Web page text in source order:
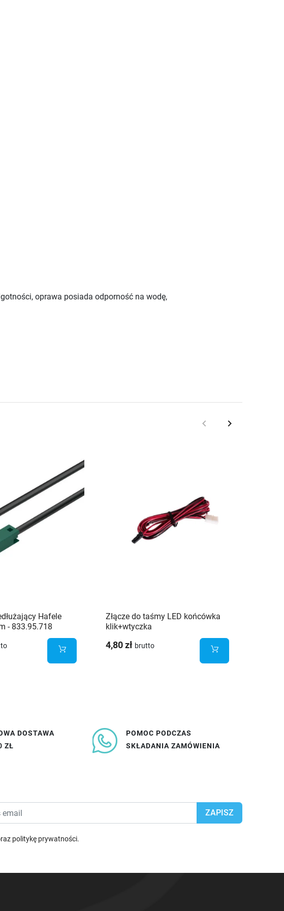
oprawa posiada odporność na wodę,
Poprzedni
keyboard_arrow_left Następny
keyboard_arrow_right
Hafele
- 833.95.718
Złącze do taśmy LED końcówka
klik+wtyczka
4,80 zł brutto
DOSTAWA
ZŁ
POMOC PODCZAS
SKŁADANIA ZAMÓWIENIA
politykę prywatności.